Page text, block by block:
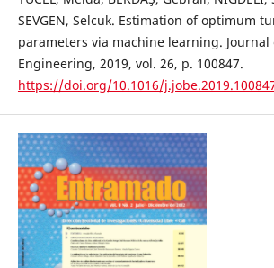
SEVGEN, Selcuk. Estimation of optimum
parameters via machine learning.
Engineering, 2019, vol. 26, p. 100847.
https://doi.org/10.1016/